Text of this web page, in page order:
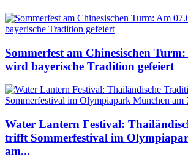
Sommerfest am Chinesischen
wird bayerische Tradition gefeiert
Water Lantern Festival:
trifft Sommerfestival im
am...